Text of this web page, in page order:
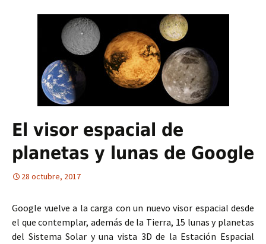
El visor espacial de
planetas y lunas de Google
28 octubre, 2017
Google vuelve a la carga con un nuevo visor espacial desde
el que contemplar, además de la Tierra, 15 lunas y planetas
del Sistema Solar y una vista 3D de la Estación Espacial